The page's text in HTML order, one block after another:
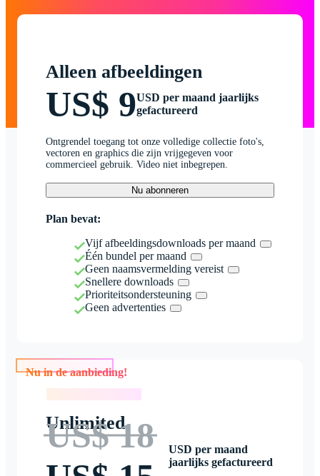
Alleen afbeeldingen
US$ 9USD per maand jaarlijks
gefactureerd
Ontgrendel toegang tot onze volledige collectie foto's,
vectoren en graphics die zijn vrijgegeven voor
commercieel gebruik. Video niet inbegrepen.
Nu abonneren
Plan bevat:
Vijf afbeeldingsdownloads per maand
Één bundel per maand
Geen naamsvermelding vereist
Snellere downloads
Prioriteitsondersteuning
Geen advertenties
Nu in de aanbieding!
Unlimited
US$ 18
USD per maand
jaarlijks gefactureerd